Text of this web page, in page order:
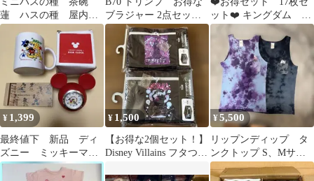
蓮 ハスの種 屋内外
植付け可能 お得な値
段設定 20粒入り
ブラジャー 2点セット
段差ができにくいブラ
ット❤️ キングダム シ
ールウエハースvol.5
まとめ売り
¥ 1,399
最終値下 新品 ディ
ズニー ミッキーマウ
ス 時計 マグカッ
¥ 1,500
【お得な2個セット！】
Disney Villains フタつき
¥5,500
リップンディップ タ
ンクトップ S、Mサイ
ズ ☆2枚セットお得☆